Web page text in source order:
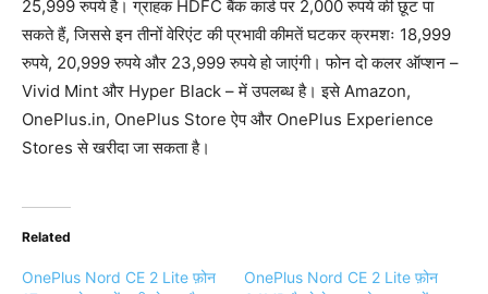
25,999 रुपये है। ग्राहक HDFC बैंक कार्ड पर 2,000 रुपये की छूट पा
सकते हैं, जिससे इन तीनों वेरिएंट की प्रभावी कीमतें घटकर क्रमशः 18,999
रुपये, 20,999 रुपये और 23,999 रुपये हो जाएंगी। फोन दो कलर ऑप्शन –
Vivid Mint और Hyper Black – में उपलब्ध है। इसे Amazon,
OnePlus.in, OnePlus Store ऐप और OnePlus Experience
Stores से खरीदा जा सकता है।
Related
OnePlus Nord CE 2 Lite फ़ोन
OnePlus Nord CE 2 Lite फ़ोन